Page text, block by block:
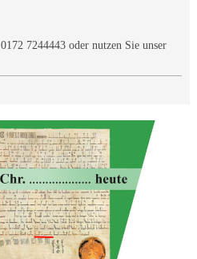
0172 7244443oder nutzen Sie unser